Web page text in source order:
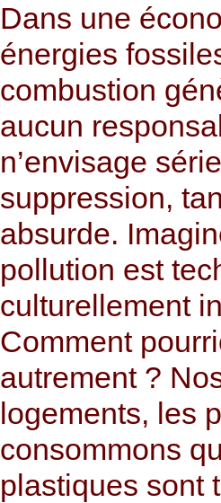
Dans une
énergies
combustion
aucun
n’envisage
suppression,
absurde.
pollution est
culturellement
Comment
autrement ?
logements, les
consommons
plastiques sont